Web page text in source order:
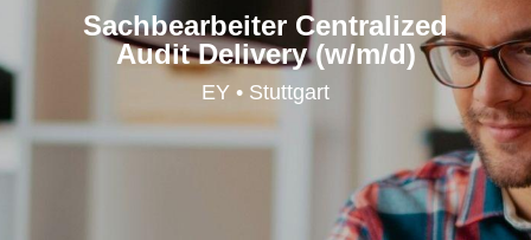
Höre in die EY-Welt rein
Sachbearbeiter Centralized
Audit Delivery (w/m/d)
EY • Stuttgart